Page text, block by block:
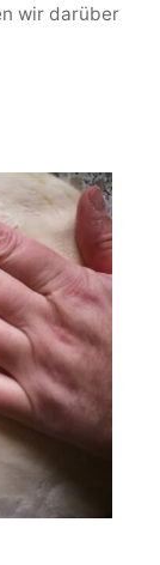
wir darüber